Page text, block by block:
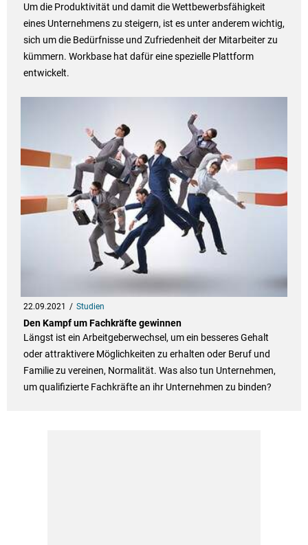
Um die Produktivität und damit die Wettbewerbsfähigkeit
eines Unternehmens zu steigern, ist es unter anderem wichtig,
sich um die Bedürfnisse und Zufriedenheit der Mitarbeiter zu
kümmern. Workbase hat dafür eine spezielle Plattform
entwickelt.
22.09.2021 Studien
Den Kampf um Fachkräfte gewinnen
Längst ist ein Arbeitgeberwechsel, um ein besseres Gehalt
oder attraktivere Möglichkeiten zu erhalten oder Beruf und
Familie zu vereinen, Normalität. Was also tun Unternehmen,
um qualifizierte Fachkräfte an ihr Unternehmen zu binden?